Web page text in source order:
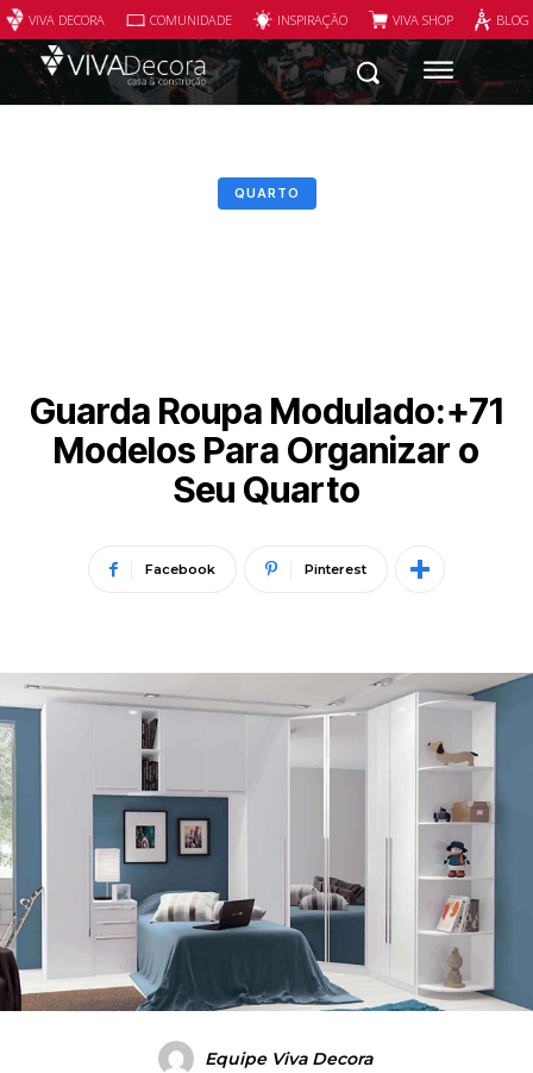
VIVA DECORA COMUNIDADE INSPIRAÇÃO VIVA SHOP
QUARTO
Guarda Roupa Modulado:+71
Modelos Para Organizar o
Seu Quarto
Facebook Pinterest
Equipe Viva Decora